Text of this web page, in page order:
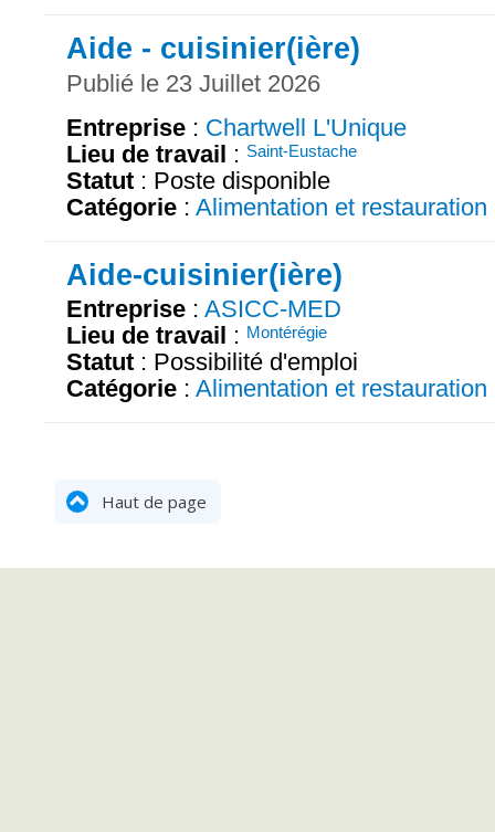
Aide - cuisinier(ière)
Publié le 23 Juillet 2026
Entreprise : Chartwell L'Unique
Lieu de travail : Saint-Eustache
Statut : Poste disponible
Catégorie : Alimentation et restauration
Aide-cuisinier(ière)
Entreprise : ASICC-MED
Lieu de travail : Montérégie
Statut : Possibilité d'emploi
Catégorie : Alimentation et restauration
Haut de page